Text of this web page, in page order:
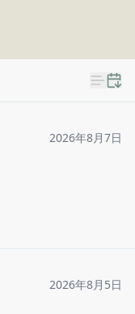
2026年8月7日
2026年8月5日